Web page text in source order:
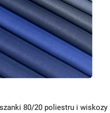
80/20 poliestru i wiskozy